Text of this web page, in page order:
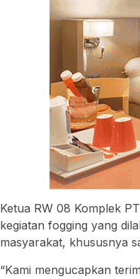
Ketua RW 08 Komplek
kegiatan fogging yang
masyarakat, khususnya
“Kami mengucapkan